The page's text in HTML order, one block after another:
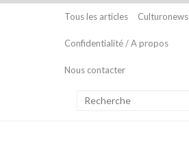
Tous les articles Culturonews
Confidentialité / A propos
Nous contacter